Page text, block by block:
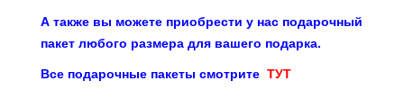
А также вы можете приобрести у нас подарочный
пакет любого размера для вашего подарка.
Все подарочные пакеты смотрите ТУТ